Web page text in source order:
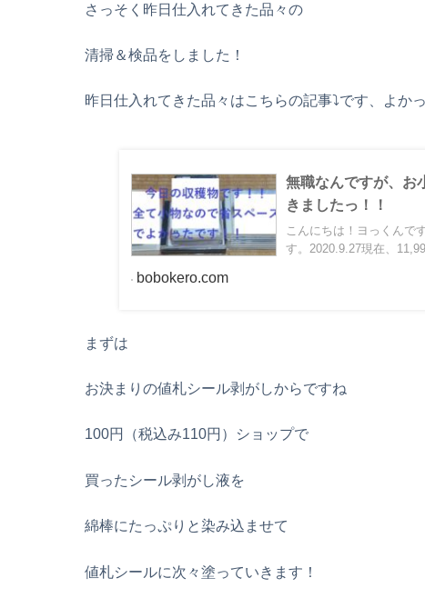
さっそく昨日仕入れてきた品々の
清掃＆検品をしました！
昨日仕入れてきた品々はこちらの記事⤵です、よか
無職なんですが、お
きましたっ！！
こんにちは！ヨっくんで
す。2020.9.27現在、
bobokero.com
まずは
お決まりの値札シール剥がしからですね
100円（税込み110円）ショップで
買ったシール剥がし液を
綿棒にたっぷりと染み込ませて
値札シールに次々塗っていきます！